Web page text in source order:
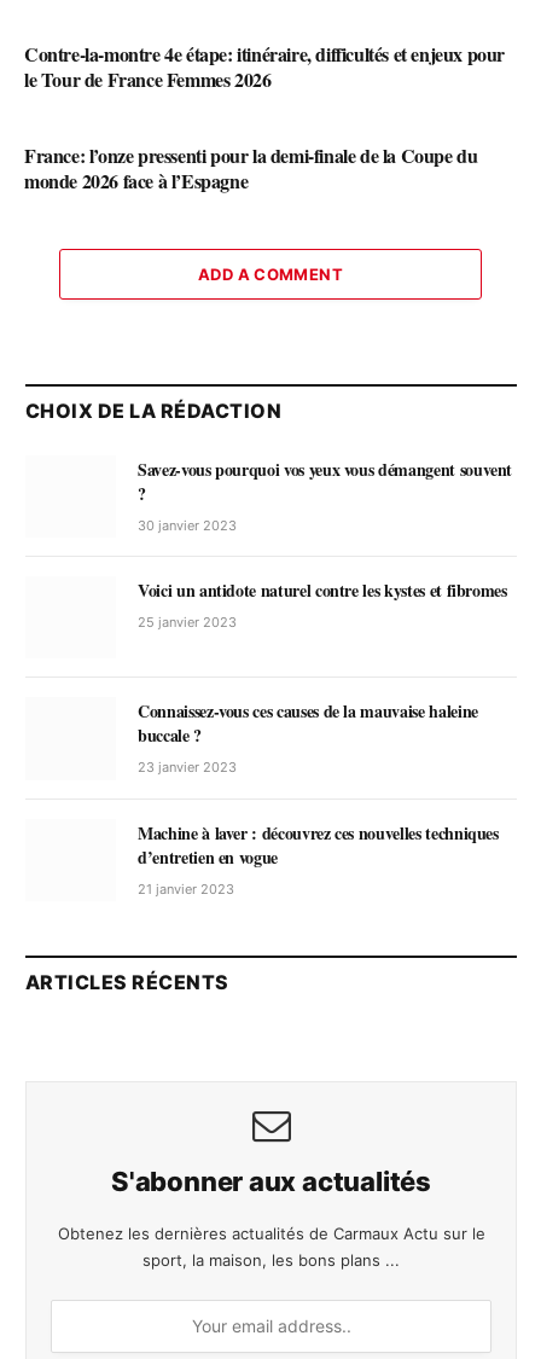
Contre-la-montre 4e étape: itinéraire, difficultés et enjeux pour
le Tour de France Femmes 2026
France: l’onze pressenti pour la demi-finale de la Coupe du
monde 2026 face à l’Espagne
ADD A COMMENT
CHOIX DE LA RÉDACTION
Savez-vous pourquoi vos yeux vous démangent souvent
?
30 janvier 2023
Voici un antidote naturel contre les kystes et fibromes
25 janvier 2023
Connaissez-vous ces causes de la mauvaise haleine
buccale ?
23 janvier 2023
Machine à laver : découvrez ces nouvelles techniques
d’entretien en vogue
21 janvier 2023
ARTICLES RÉCENTS
S'abonner aux actualités
Obtenez les dernières actualités de Carmaux Actu sur le
sport, la maison, les bons plans ...